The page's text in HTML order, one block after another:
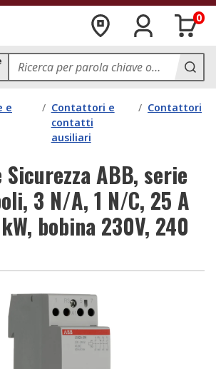
0
e
/ Contattori e
contatti
ausiliari
/ Contattori
ABB, serie
3 N/A, 1 N/C, 25 A
bobina 230V, 240